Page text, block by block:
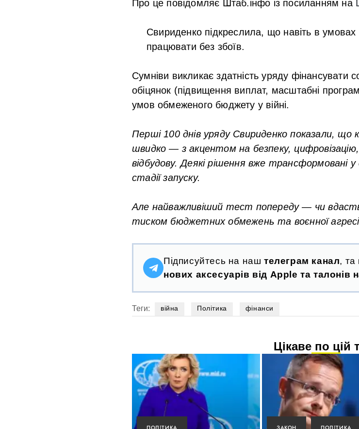
Про це повідомляє Штаб.інфо із посиланням на
Свириденко підкреслила, що навіть в умовах
працювати без збоїв.
Сумніви викликає здатність уряду фінансувати
обіцянок (підвищення виплат, масштабні
умов обмеженого бюджету у війні.
Перші 100 днів уряду Свириденко показали,
швидко — з акцентом на безпеку,
відбудову. Деякі рішення вже трансформовані
стадії запуску.
Але найважливіший тест попереду — чи
тиском бюджетних обмежень та воєнної
Підписуйтесь на наш телеграм канал, та
нових аксесуарів від Apple та талонів
Теги: війна Політика фінанси
Цікаве по цій